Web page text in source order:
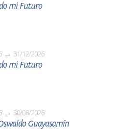
mi Futuro
31/12/2026
mi Futuro
30/08/2026
Guayasamín